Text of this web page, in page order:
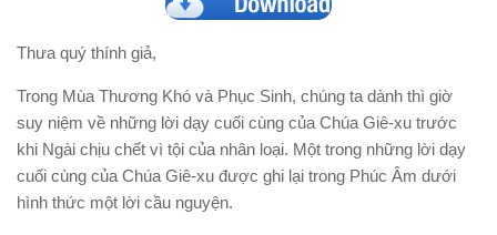
Thưa quý thính giả,
Trong Mùa Thương Khó và Phục Sinh, chúng ta dành thì giờ
suy niệm về những lời dạy cuối cùng của Chúa Giê-xu trước
khi Ngài chịu chết vì tội của nhân loại. Một trong những lời dạy
cuối cùng của Chúa Giê-xu được ghi lại trong Phúc Âm dưới
hình thức một lời cầu nguyện.